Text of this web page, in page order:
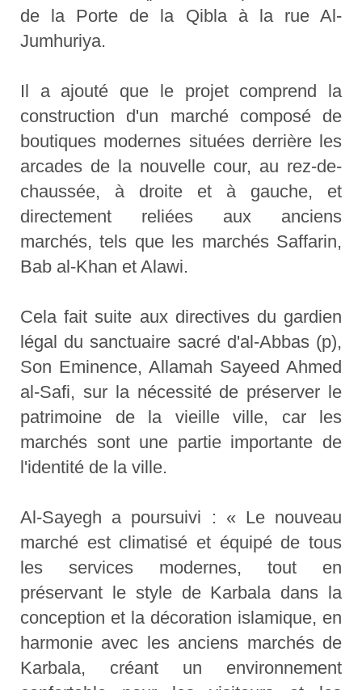
de la Porte de la Qibla à la rue Al-
Jumhuriya.
Il a ajouté que le projet comprend la
construction d'un marché composé de
boutiques modernes situées derrière les
arcades de la nouvelle cour, au rez-de-
chaussée, à droite et à gauche, et
directement reliées aux anciens
marchés, tels que les marchés Saffarin,
Bab al-Khan et Alawi.
Cela fait suite aux directives du gardien
légal du sanctuaire sacré d'al-Abbas (p),
Son Eminence, Allamah Sayeed Ahmed
al-Safi, sur la nécessité de préserver le
patrimoine de la vieille ville, car les
marchés sont une partie importante de
l'identité de la ville.
Al-Sayegh a poursuivi : « Le nouveau
marché est climatisé et équipé de tous
les services modernes, tout en
préservant le style de Karbala dans la
conception et la décoration islamique, en
harmonie avec les anciens marchés de
Karbala, créant un environnement